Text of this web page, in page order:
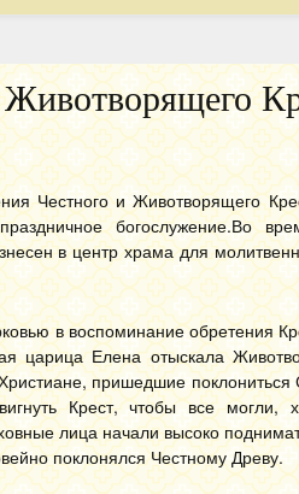
Честного и Животворящего
богослужение.Во
в центр храма для
в воспоминание обретения
царица Елена отыскала
пришедшие поклониться
Крест, чтобы все могли,
лица начали высоко
поклонялся Честному Древу.